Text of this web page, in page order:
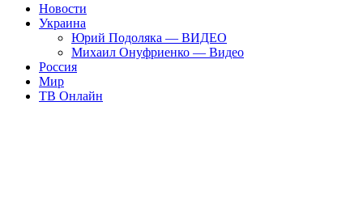
Новости
Украина
Юрий Подоляка — ВИДЕО
Михаил Онуфриенко — Видео
Россия
Мир
ТВ Онлайн